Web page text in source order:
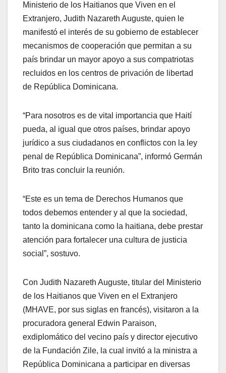
Ministerio de los Haitianos que Viven en el
Extranjero, Judith Nazareth Auguste, quien le
manifestó el interés de su gobierno de establecer
mecanismos de cooperación que permitan a su
país brindar un mayor apoyo a sus compatriotas
recluidos en los centros de privación de libertad
de República Dominicana.
“Para nosotros es de vital importancia que Haití
pueda, al igual que otros países, brindar apoyo
jurídico a sus ciudadanos en conflictos con la ley
penal de República Dominicana”, informó Germán
Brito tras concluir la reunión.
“Este es un tema de Derechos Humanos que
todos debemos entender y al que la sociedad,
tanto la dominicana como la haitiana, debe prestar
atención para fortalecer una cultura de justicia
social”, sostuvo.
Con Judith Nazareth Auguste, titular del Ministerio
de los Haitianos que Viven en el Extranjero
(MHAVE, por sus siglas en francés), visitaron a la
procuradora general Edwin Paraison,
exdiplomático del vecino país y director ejecutivo
de la Fundación Zile, la cual invitó a la ministra a
República Dominicana a participar en diversas